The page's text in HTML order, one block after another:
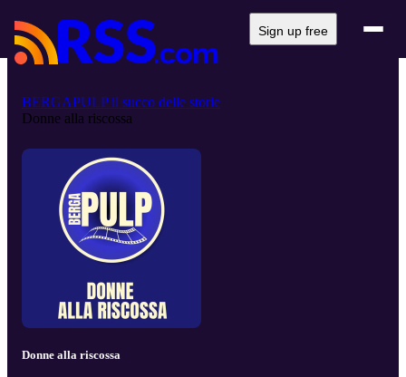
Sign up free
BERGAPULP il succo delle storie
Donne alla riscossa
Donne alla riscossa